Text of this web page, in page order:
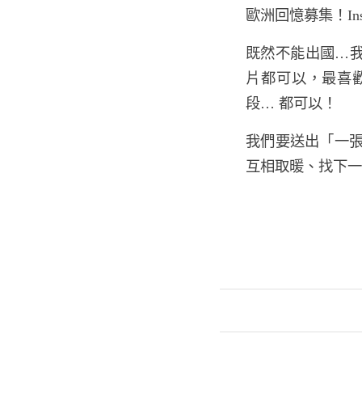
歐洲回憶募集！
既然不能出國…
片都可以，最喜
段… 都可以！
我們要送出「一
互相取暖、找下